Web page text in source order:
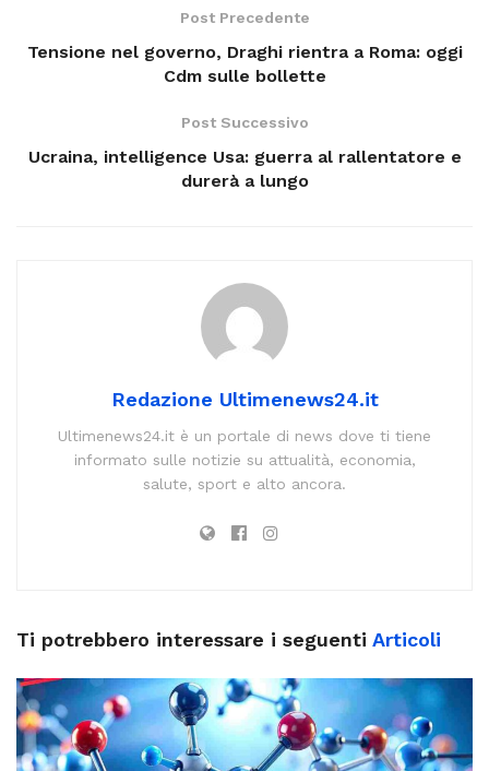
Post Precedente
Tensione nel governo, Draghi rientra a Roma: oggi
Cdm sulle bollette
Post Successivo
Ucraina, intelligence Usa: guerra al rallentatore e
durerà a lungo
Redazione Ultimenews24.it
Ultimenews24.it è un portale di news dove ti tiene
informato sulle notizie su attualità, economia,
salute, sport e alto ancora.
Ti potrebbero interessare i seguenti Articoli